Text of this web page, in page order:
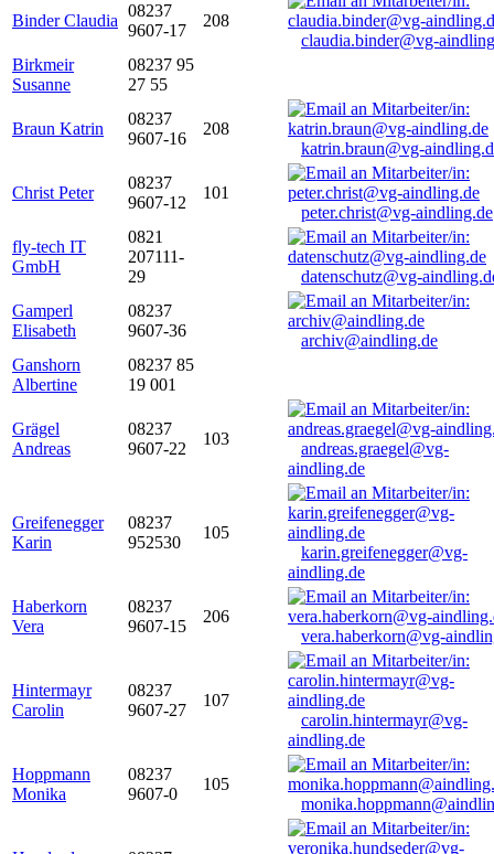
Binder Claudia
08237
9607-17
208
claudia.binder@vg-
Birkmeir
Susanne
08237 95
27 55
Braun Katrin
08237
9607-16
208
katrin.braun@vg-
Christ Peter
08237
9607-12
101
peter.christ@vg-aindling.de
fly-tech IT
GmbH
0821
207111-
29
datenschutz@vg-
Gamperl
Elisabeth
08237
9607-36
archiv@aindling.de
Ganshorn
Albertine
08237 85
19 001
Grägel
Andreas
08237
9607-22
103
andreas.graegel@vg-
aindling.de
Greifenegger
Karin
08237
952530
105
karin.greifenegger@vg-
aindling.de
Haberkorn
Vera
08237
9607-15
206
vera.haberkorn@vg-
Hintermayr
Carolin
08237
9607-27
107
carolin.hintermayr@vg-
aindling.de
Hoppmann
Monika
08237
9607-0
105